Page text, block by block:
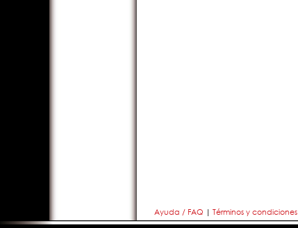
Ayuda / FAQ | Términos y condiciones